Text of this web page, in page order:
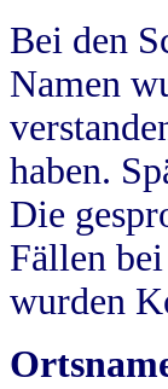
Bei den
Namen
haben.
Die
Fällen
wurden